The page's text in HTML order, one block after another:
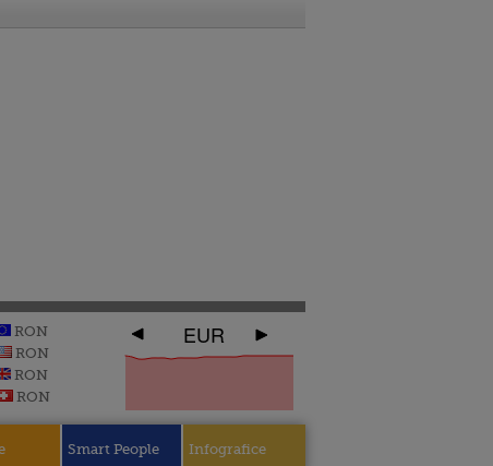
RON
RON
RON
RON
EUR
Smart People Infografice